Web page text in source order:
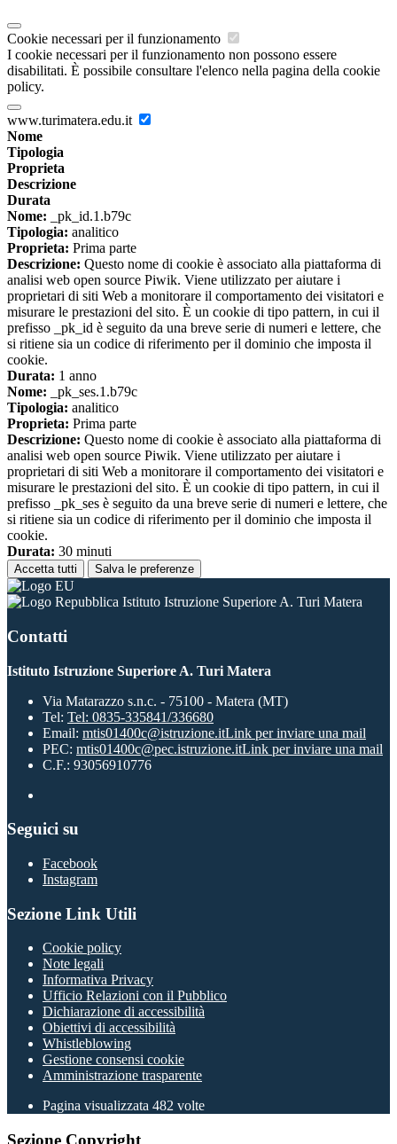
Cookie necessari per il funzionamento
I cookie necessari per il funzionamento non possono essere
disabilitati. È possibile consultare l'elenco nella pagina della cookie
policy.
www.turimatera.edu.it
Nome
Tipologia
Proprieta
Descrizione
Durata
Nome: _pk_id.1.b79c
Tipologia: analitico
Proprieta: Prima parte
Descrizione: Questo nome di cookie è associato alla piattaforma di
analisi web open source Piwik. Viene utilizzato per aiutare i
proprietari di siti Web a monitorare il comportamento dei visitatori e
misurare le prestazioni del sito. È un cookie di tipo pattern, in cui il
prefisso _pk_id è seguito da una breve serie di numeri e lettere, che
si ritiene sia un codice di riferimento per il dominio che imposta il
cookie.
Durata: 1 anno
Nome: _pk_ses.1.b79c
Tipologia: analitico
Proprieta: Prima parte
Descrizione: Questo nome di cookie è associato alla piattaforma di
analisi web open source Piwik. Viene utilizzato per aiutare i
proprietari di siti Web a monitorare il comportamento dei visitatori e
misurare le prestazioni del sito. È un cookie di tipo pattern, in cui il
prefisso _pk_ses è seguito da una breve serie di numeri e lettere, che
si ritiene sia un codice di riferimento per il dominio che imposta il
cookie.
Durata: 30 minuti
Accetta tutti Salva le preferenze
Istituto Istruzione Superiore A. Turi Matera
Contatti
Istituto Istruzione Superiore A. Turi Matera
Via Matarazzo s.n.c. - 75100 - Matera (MT)
Tel: Tel: 0835-335841/336680
Email: mtis01400c@istruzione.itLink per inviare una mail
PEC: mtis01400c@pec.istruzione.itLink per inviare una mail
C.F.: 93056910776
Seguici su
Facebook
Instagram
Sezione Link Utili
Cookie policy
Note legali
Informativa Privacy
Ufficio Relazioni con il Pubblico
Dichiarazione di accessibilità
Obiettivi di accessibilità
Whistleblowing
Gestione consensi cookie
Amministrazione trasparente
Pagina visualizzata 482 volte
Sezione Copyright